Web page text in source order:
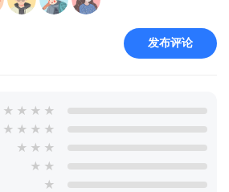
发布评论
★ ★ ★ ★
★ ★ ★ ★
★ ★ ★
★ ★
★